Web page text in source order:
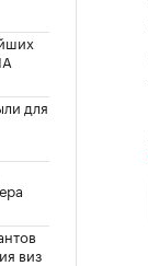
для
виз